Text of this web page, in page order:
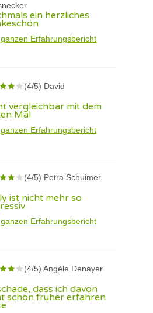
ein herzliches
Erfahrungsbericht
(4/5) David
vergleichbar mit dem
Mal
Erfahrungsbericht
(4/5) Petra Schuimer
ist nicht mehr so
Erfahrungsbericht
(4/5) Angèle Denayer
dass ich davon
schon früher erfahren